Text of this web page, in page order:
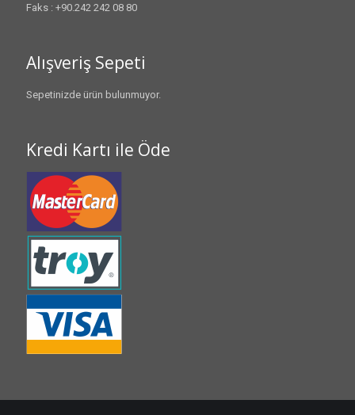
Faks : +90.242 242 08 80
Alışveriş Sepeti
Sepetinizde ürün bulunmuyor.
Kredi Kartı ile Öde